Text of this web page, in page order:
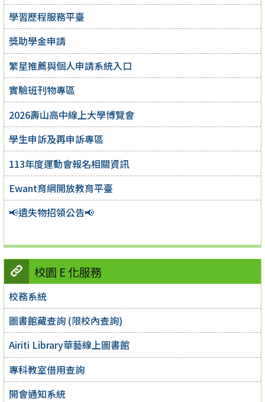
學習歷程服務平臺
獎助學金申請
繁星推薦與個人申請系統入口
實驗班刊物專區
2026壽山高中線上大學博覽會
學生申訴及再申訴專區
113年度運動會報名相關資訊
Ewant育網開放教育平臺
📢遺失物招領公告📢
校園 E 化服務
校務系統
圖書館藏查詢 (限校內查詢)
Airiti Library華藝線上圖書館
專科教室借用查詢
開會通知系統